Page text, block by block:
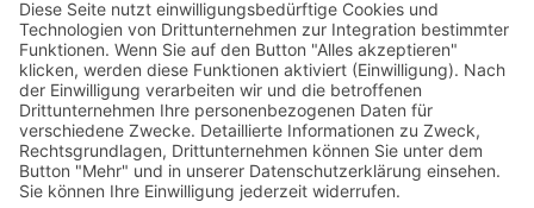
Akku:
BOSCH "PowerPack 400", 400Wh
Ladegerät:
BOSCH 2 A, BES3
Display:
Versandpartner
Verfügbarkeiten
Zahlung und Versand
Datenschutz
Fernabsatz